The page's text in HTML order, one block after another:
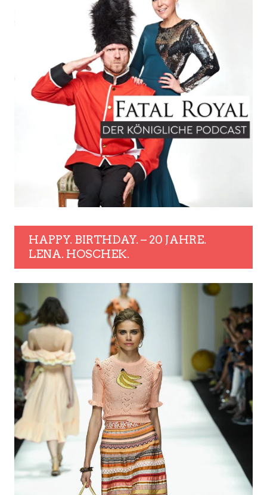
HAPPY. BIRTHDAY. – 20 JAHRE.
LENA. HOSCHEK.